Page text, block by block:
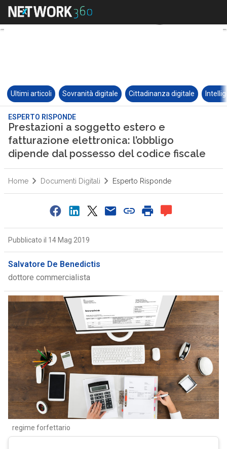
Ultimi articoli Sovranità digitale Cittadinanza digitale
ESPERTO RISPONDE
Prestazioni a soggetto estero e
fatturazione elettronica: l’obbligo
dipende dal possesso del codice fiscale
Home Documenti Digitali Esperto Risponde
Pubblicato il 14 Mag 2019
Salvatore De Benedictis
dottore commercialista
regime forfettario